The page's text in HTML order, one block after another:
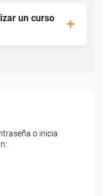
un curso
o inicia